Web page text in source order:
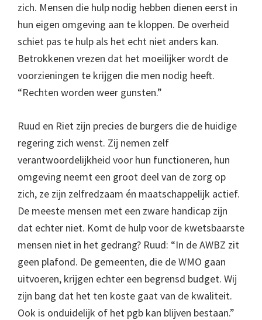
zich. Mensen die hulp nodig hebben dienen eerst in
hun eigen omgeving aan te kloppen. De overheid
schiet pas te hulp als het echt niet anders kan.
Betrokkenen vrezen dat het moeilijker wordt de
voorzieningen te krijgen die men nodig heeft.
“Rechten worden weer gunsten.”
Ruud en Riet zijn precies de burgers die de huidige
regering zich wenst. Zij nemen zelf
verantwoordelijkheid voor hun functioneren, hun
omgeving neemt een groot deel van de zorg op
zich, ze zijn zelfredzaam én maatschappelijk actief.
De meeste mensen met een zware handicap zijn
dat echter niet. Komt de hulp voor de kwetsbaarste
mensen niet in het gedrang? Ruud: “In de AWBZ zit
geen plafond. De gemeenten, die de WMO gaan
uitvoeren, krijgen echter een begrensd budget. Wij
zijn bang dat het ten koste gaat van de kwaliteit.
Ook is onduidelijk of het pgb kan blijven bestaan.”